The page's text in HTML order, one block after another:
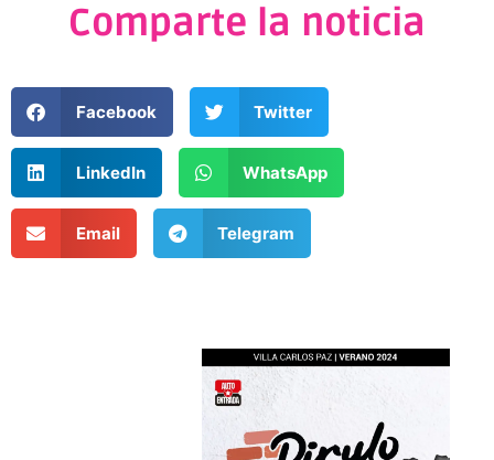
Comparte la noticia
Facebook Twitter
LinkedIn WhatsApp
Email Telegram